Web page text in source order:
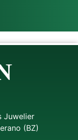
Juwelier
(BZ)